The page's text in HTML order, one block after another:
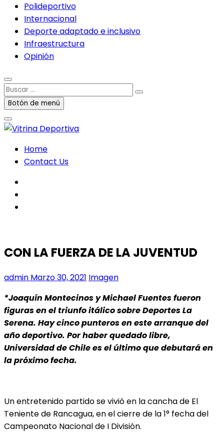
Polideportivo
Internacional
Deporte adaptado e inclusivo
Infraestructura
Opinión
Buscar
…Botón de menú
Home
Contact Us
CON LA FUERZA DE LA JUVENTUD
admin Marzo 30, 2021 Imagen
*Joaquín Montecinos y Michael Fuentes fueron
figuras en el triunfo itálico sobre Deportes La
Serena. Hay cinco punteros en este arranque del
año deportivo. Por haber quedado libre,
Universidad de Chile es el último que debutará en
la próximo fecha.
Un entretenido partido se vivió en la cancha de El
Teniente de Rancagua, en el cierre de la 1° fecha del
Campeonato Nacional de I División.